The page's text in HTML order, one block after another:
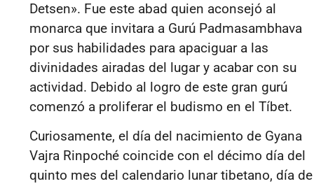
Detsen». Fue este abad quien aconsejó al
monarca que invitara a Gurú Padmasambhava
por sus habilidades para apaciguar a las
divinidades airadas del lugar y acabar con su
actividad. Debido al logro de este gran gurú
comenzó a proliferar el budismo en el Tíbet.
Curiosamente, el día del nacimiento de Gyana
Vajra Rinpoché coincide con el décimo día del
quinto mes del calendario lunar tibetano, día de